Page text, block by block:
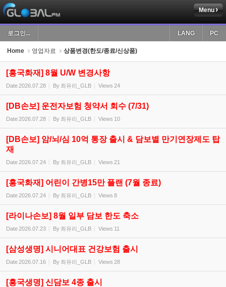
Menu
로그인... PC
LANG
Home 영업자료 상품변경(한도/종료/신상품)
[흥국화재] 8월 U/W 변경사항
Date2026.07.28 By 최유리_GLB Views 24
[DB손보] 운전자보험 청약서 회수 (7/31)
Date2026.07.28 By 최유리_GLB Views 10
[DB손보] 암/뇌/심 10억 통장 출시 & 담보별 만기연장제도 탑
재
Date2026.07.24 By 최유리_GLB Views 21
[흥국화재] 어린이 간병15만 플랜 (7월 종료)
Date2026.07.24 By 최유리_GLB Views 8
[라이나손보] 8월 일부 담보 한도 축소
Date2026.07.23 By 최유리_GLB Views 11
[삼성생명] 시니어대표 건강보험 출시
Date2026.07.16 By 최유리_GLB Views 28
[흥국생명] 신담보 4종 출시
Sketchbook5, 스케치북5
Sketchbook5, 스케치북5